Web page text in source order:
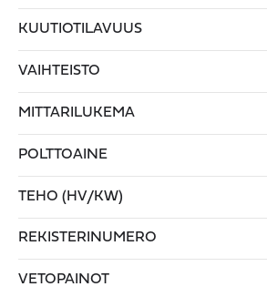
KUUTIOTILAVUUS
VAIHTEISTO
MITTARILUKEMA
POLTTOAINE
TEHO (HV/KW)
REKISTERINUMERO
VETOPAINOT